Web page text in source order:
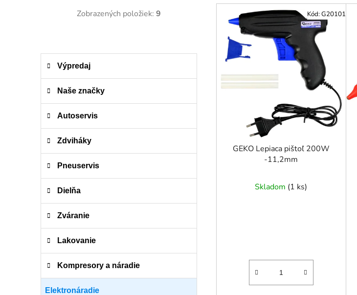
Zobrazených položiek: 9
kategórie
K
t
g
Výpredaj
Naše značky
Autoservis
Zdviháky
Pneuservis
Dielňa
Zváranie
Lakovanie
Kompresory a náradie
Elektronáradie
V
p
GEKO Lepiaca pištoľ 200W
-11,2mm
Skladom (1 ks)
Kód:G20101